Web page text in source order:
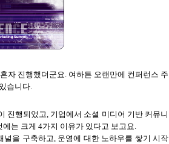
자 진행했더군요. 여하튼 오랜만에 컨퍼런스 주
습니다.
진행되었고, 기업에서 소셜 미디어 기반 커뮤니
에는 크게 4가지 이유가 있다고 보고요.
널을 구축하고, 운영에 대한 노하우를 쌓기 시작